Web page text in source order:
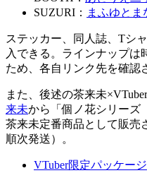
SUZURI： まふゆとま
ステッカー、同人誌、Tシ
入できる。ラインナップは
ため、各自リンク先を確認
また、後述の茶来未
来未から「個ノ花シリー
茶来未定番商品として販売
順次発送）。
VTuber限定パッケージ